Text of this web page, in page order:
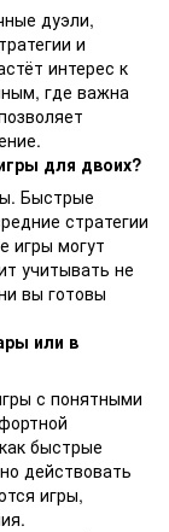
дуэли,
и
интерес к
где важна
для двоих?
Быстрые
стратегии
игры могут
учитывать не
вы готовы
или в
с понятными
быстрые
действовать
игры,